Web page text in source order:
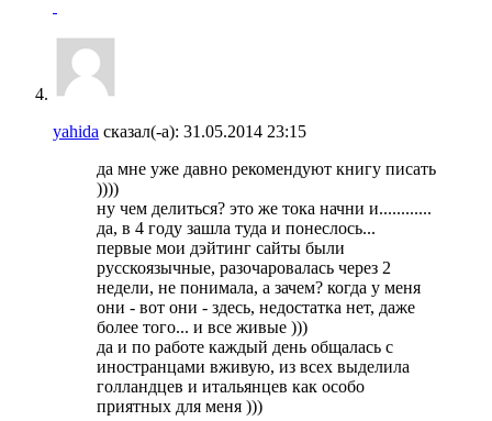
yahida сказал(-а): 31.05.2014 23:15
да мне уже давно рекомендуют книгу писать
))))
ну чем делиться? это же тока начни и............
да, в 4 году зашла туда и понеслось...
первые мои дэйтинг сайты были
русскоязычные, разочаровалась через 2
недели, не понимала, а зачем? когда у меня
они - вот они - здесь, недостатка нет, даже
более того... и все живые )))
да и по работе каждый день общалась с
иностранцами вживую, из всех выделила
голландцев и итальянцев как особо
приятных для меня )))